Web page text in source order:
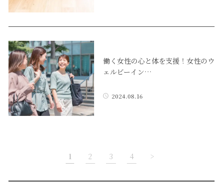
働く女性の心と体を支援！女性のウ
ェルビーイン…
2024.08.16
1 2 3 4 >